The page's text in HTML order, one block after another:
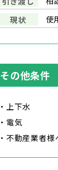
現状
使
その他条件
・上下水
・電気
・不動産業者